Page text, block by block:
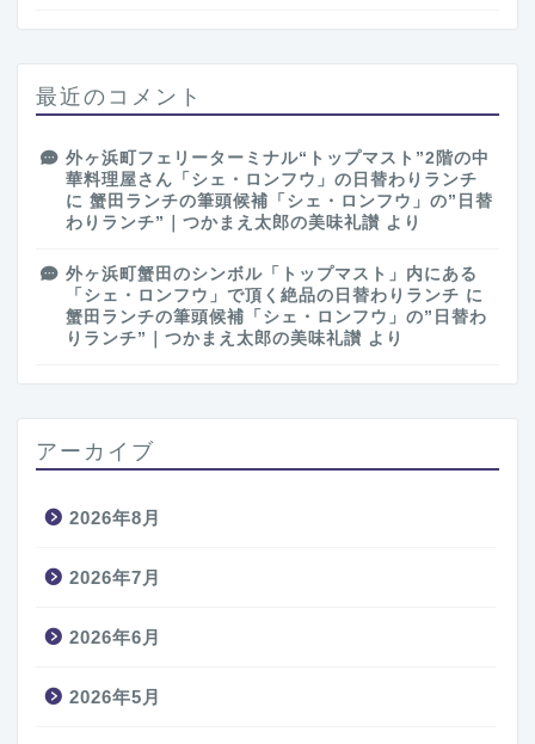
最近のコメント
外ヶ浜町フェリーターミナル“トップマスト”2階の中
華料理屋さん「シェ・ロンフウ」の日替わりランチ
に 蟹田ランチの筆頭候補「シェ・ロンフウ」の”日替
わりランチ”｜つかまえ太郎の美味礼讃 より
外ヶ浜町蟹田のシンボル「トップマスト」内にある
「シェ・ロンフウ」で頂く絶品の日替わりランチ に
蟹田ランチの筆頭候補「シェ・ロンフウ」の”日替わ
りランチ”｜つかまえ太郎の美味礼讃 より
アーカイブ
2026年8月
2026年7月
2026年6月
2026年5月